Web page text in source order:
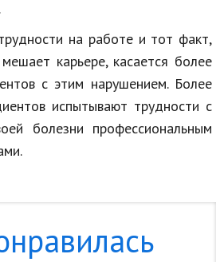
на работе и тот факт,
мешает карьере, касается более
с этим нарушением. Более
испытывают трудности с
болезни профессиональным